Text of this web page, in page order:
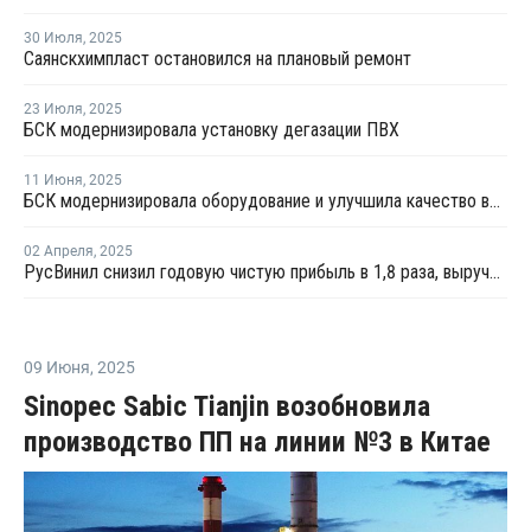
30 Июля, 2025
Саянскхимпласт остановился на плановый ремонт
23 Июля, 2025
БСК модернизировала установку дегазации ПВХ
11 Июня, 2025
БСК модернизировала оборудование и улучшила качество выпускаемого ПВХ
02 Апреля, 2025
РусВинил снизил годовую чистую прибыль в 1,8 раза, выручку - на 11%
09 Июня, 2025
Sinopec Sabic Tianjin возобновила
производство ПП на линии №3 в Китае